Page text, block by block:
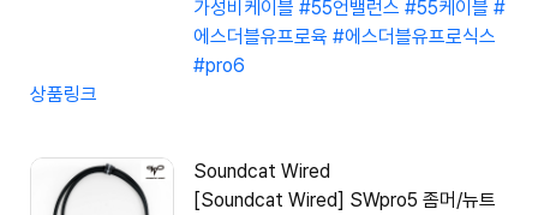
가성비케이블 #55언밸런스 #55케이블 #
에스더블유프로육 #에스더블유프로식스
#pro6
상품링크
Soundcat Wired
[Soundcat Wired] SWpro5 좀머/뉴트